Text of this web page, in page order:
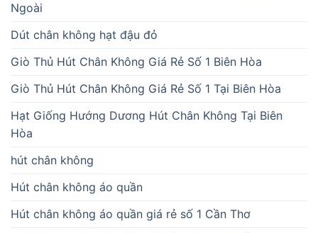
Ngoài
Dút chân không hạt đậu đỏ
Giò Thủ Hút Chân Không Giá Rẻ Số 1 Biên Hòa
Giò Thủ Hút Chân Không Giá Rẻ Số 1 Tại Biên Hòa
Hạt Giống Hướng Dương Hút Chân Không Tại Biên
Hòa
hút chân không
Hút chân không áo quần
Hút chân không áo quần giá rẻ số 1 Cần Thơ